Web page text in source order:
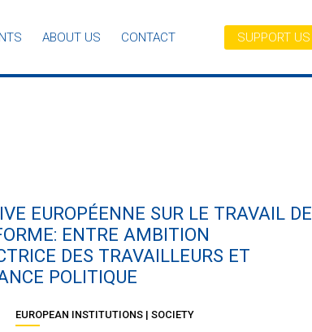
ABOUT US CONTACT SUPPORT US
EUROPÉENNE SUR LE TRAVAIL DE
ENTRE AMBITION
DES TRAVAILLEURS ET
POLITIQUE
EUROPEAN INSTITUTIONS SOCIETY